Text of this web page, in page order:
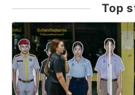
Top